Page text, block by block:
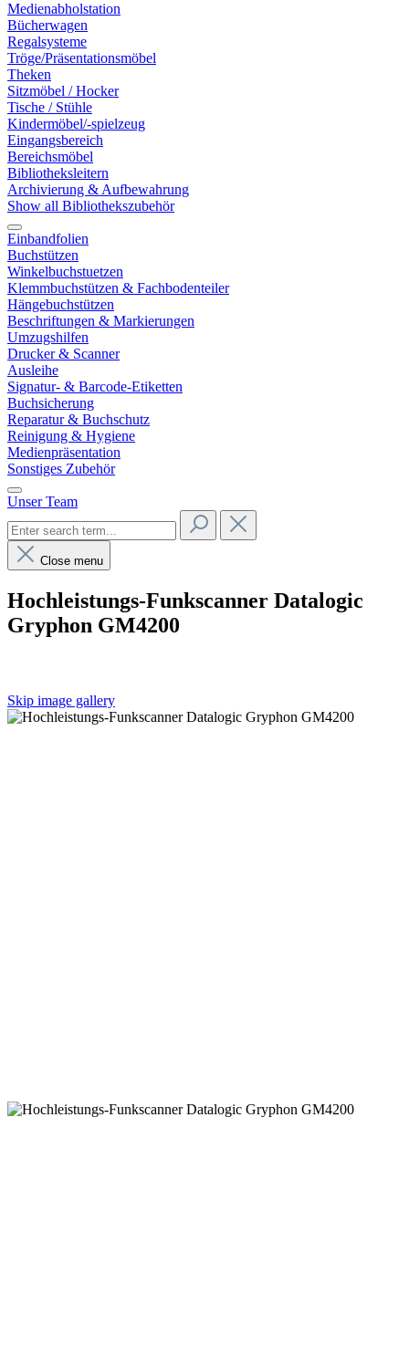
Medienabholstation
Bücherwagen
Regalsysteme
Tröge/Präsentationsmöbel
Theken
Sitzmöbel / Hocker
Tische / Stühle
Kindermöbel/-spielzeug
Eingangsbereich
Bereichsmöbel
Bibliotheksleitern
Archivierung & Aufbewahrung
Show all Bibliothekszubehör
Einbandfolien
Buchstützen
Winkelbuchstuetzen
Klemmbuchstützen & Fachbodenteiler
Hängebuchstützen
Beschriftungen & Markierungen
Umzugshilfen
Drucker & Scanner
Ausleihe
Signatur- & Barcode-Etiketten
Buchsicherung
Reparatur & Buchschutz
Reinigung & Hygiene
Medienpräsentation
Sonstiges Zubehör
Unser Team
Close menu
Hochleistungs-Funkscanner Datalogic
Gryphon GM4200
Skip image gallery